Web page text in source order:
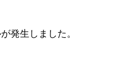
発生しました。